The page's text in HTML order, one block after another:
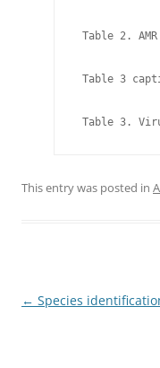
Table 2.
Table 3
Table 3.
This entry was posted in
Post
← Species